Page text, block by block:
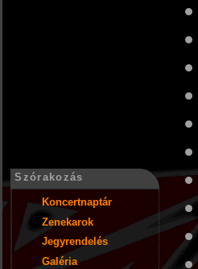
Szórakozás
Koncertnaptár
Zenekarok
Jegyrendelés
Galéria